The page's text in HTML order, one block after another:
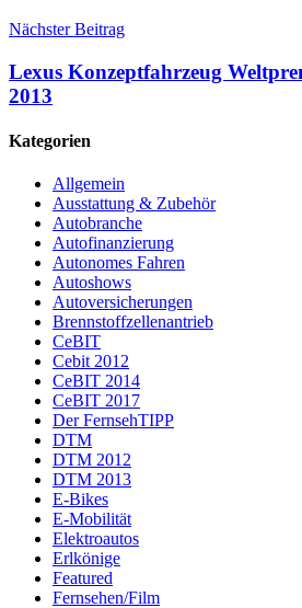
Nächster Beitrag
Lexus Konzeptfahrzeug
2013
Kategorien
Allgemein
Ausstattung & Zubehör
Autobranche
Autofinanzierung
Autonomes Fahren
Autoshows
Autoversicherungen
Brennstoffzellenantrieb
CeBIT
Cebit 2012
CeBIT 2014
CeBIT 2017
Der FernsehTIPP
DTM
DTM 2012
DTM 2013
E-Bikes
E-Mobilität
Elektroautos
Erlkönige
Featured
Fernsehen/Film